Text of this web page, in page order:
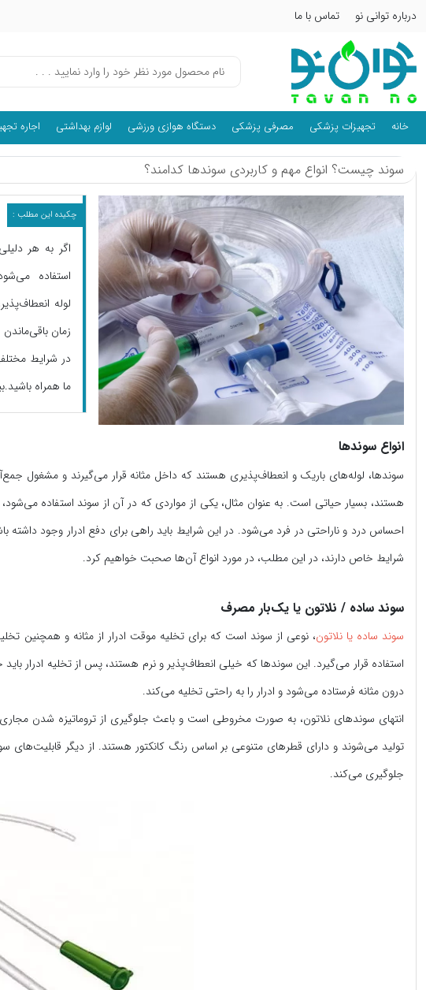
درباره توانی نو تماس با ما
خانه تجهیزات پزشکی مصرفی پزشکی دستگاه هوازی ورزشی لوازم بهداشتی اجاره
سوند چیست؟ انواع مهم و کاربردی سوندها کدامند؟
چکیده این مطلب :
اگر به هر
استفاده
لوله
زمان
در شرایط
ما همراه باشید.
انواع سوندها
سوندها، لوله‌های باریک و انعطاف‌پذیری هستند که داخل مثانه قرار می‌گیرند و مشغول
هستند، بسیار حیاتی است. به عنوان مثال، یکی از مواردی که در آن از سوند استفاده
احساس درد و ناراحتی در فرد می‌شود. در این شرایط باید راهی برای دفع ادرار وجود داشته
شرایط خاص دارند، در این مطلب، در مورد انواع آن‌ها صحبت خواهیم کرد.
سوند ساده / نلاتون یا یک‌بار مصرف
سوند ساده یا نلاتون، نوعی از سوند است که برای تخلیه موقت ادرار از مثانه و همچنین
استفاده قرار می‌گیرد. این سوندها که خیلی انعطاف‌پذیر و نرم هستند، پس از تخلیه ادرار
درون مثانه فرستاده می‌شود و ادرار را به راحتی تخلیه می‌‌کند.
تولید می‌شوند و دارای قطرهای متنوعی بر اساس رنگ کانکتور هستند. از دیگر
جلوگیری می‌کند.